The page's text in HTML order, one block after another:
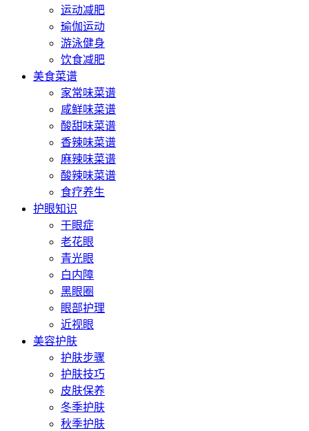
运动减肥
瑜伽运动
游泳健身
饮食减肥
美食菜谱
家常味菜谱
咸鲜味菜谱
酸甜味菜谱
香辣味菜谱
麻辣味菜谱
酸辣味菜谱
食疗养生
护眼知识
干眼症
老花眼
青光眼
白内障
黑眼圈
眼部护理
近视眼
美容护肤
护肤步骤
护肤技巧
皮肤保养
冬季护肤
秋季护肤